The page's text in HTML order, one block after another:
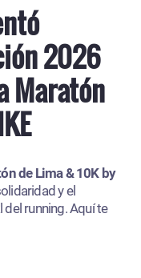
2026
Maratón
de Lima & 10K by
y el
running. Aquí te